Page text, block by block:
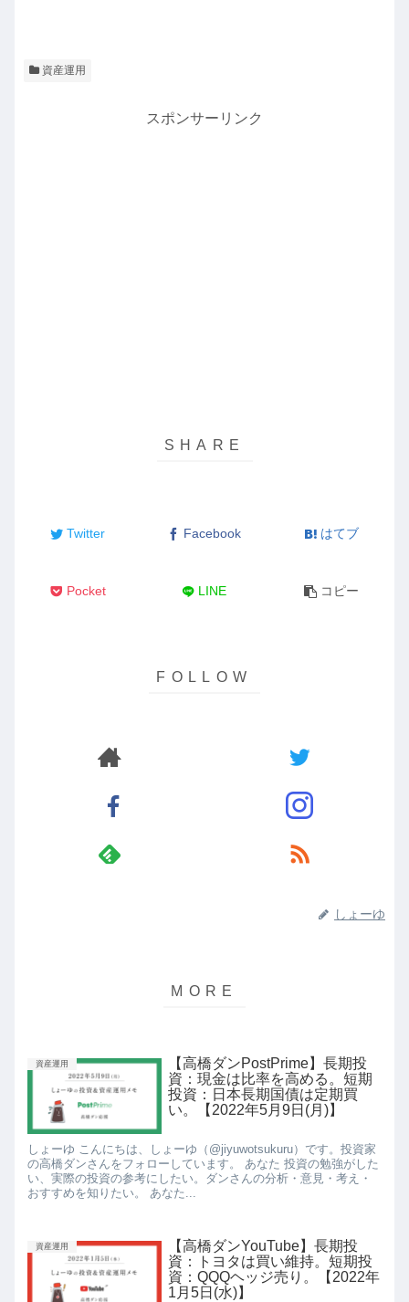
資産運用
スポンサーリンク
Twitter Facebook はてブ
Pocket LINE コピー
しょーゆ
資産運用
【高橋ダンPostPrime】長期投
資：現金は比率を高める。短期
投資：日本長期国債は定期買
い。【2022年5月9日(月)】
しょーゆ こんにちは、しょーゆ（@jiyuwotsukuru）です。投資家
の高橋ダンさんをフォローしています。 あなた 投資の勉強がした
い、実際の投資の参考にしたい。ダンさんの分析・意見・考え・
おすすめを知りたい。 あなた...
資産運用
【高橋ダンYouTube】長期投
資：トヨタは買い維持。短期投
資：QQQヘッジ売り。【2022年
1月5日(水)】